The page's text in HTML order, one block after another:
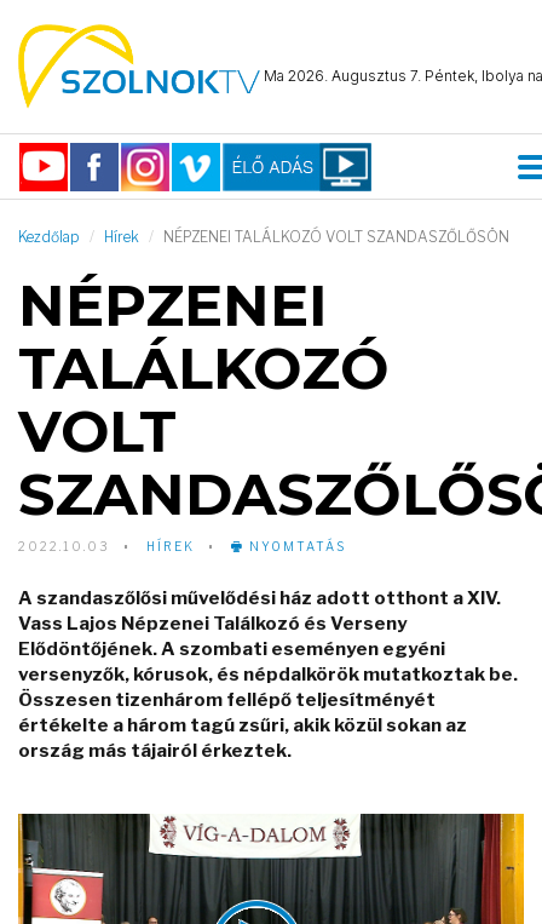
Ma 2026. Augusztus 7. Péntek, Ibolya
Kezdőlap Hírek NÉPZENEI TALÁLKOZÓ VOLT SZANDASZŐLŐSÖN
NÉPZENEI
TALÁLKOZÓ
VOLT
2022.10.03 HÍREK NYOMTATÁS
A szandaszőlősi művelődési ház adott otthont a XIV.
Vass Lajos Népzenei Találkozó és Verseny
Elődöntőjének. A szombati eseményen egyéni
versenyzők, kórusok, és népdalkörök mutatkoztak be.
Összesen tizenhárom fellépő teljesítményét
értékelte a három tagú zsűri, akik közül sokan az
ország más tájairól érkeztek.
Video
Player